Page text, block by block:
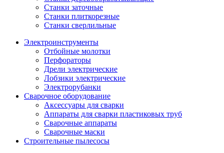
Станки заточные
Станки плиткорезные
Станки сверлильные
Электроинструменты
Отбойные молотки
Перфораторы
Дрели электрические
Лобзики электрические
Электрорубанки
Сварочное оборудование
Аксессуары для сварки
Аппараты для сварки пластиковых труб
Сварочные аппараты
Сварочные маски
Строительные пылесосы